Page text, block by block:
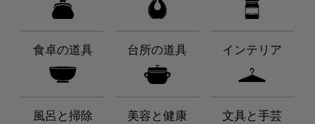
食卓の道具 台所の道具 インテリア
風呂と掃除 美容と健康 文具と手芸